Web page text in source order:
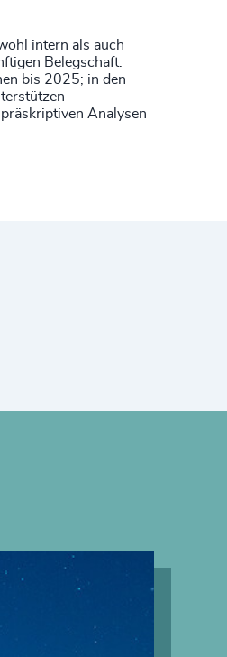
intern als auch
Belegschaft.
bis 2025; in den
Analysen